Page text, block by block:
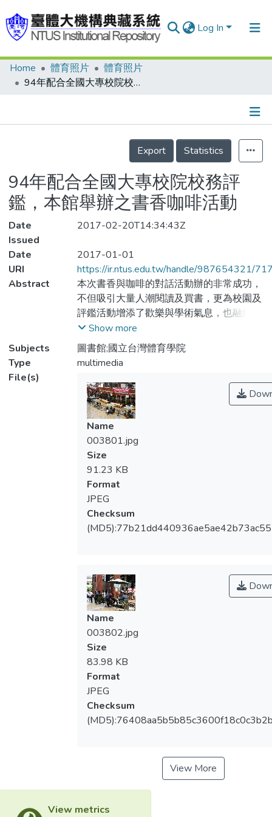
Log In
Communities & Collections
Statistics
Home 體育照片
體育照片
94年配合全國大專校院校務評鑑，本館舉辦之書香咖啡活動
Details
Export
Statistics
94年配合全國大專校院校務評
鑑，本館舉辦之書香咖啡活動
Date
Issued
2017-02-20T14:34:43Z
Date
2017-01-01
URI
https://ir.ntus.edu.tw/handle/987654321/
Abstract
本次書香與咖啡的對話活動辦的非常成功，
不但吸引大量人潮閱讀及買書，更為校園及
評鑑活動增添了歡樂與學術氣息，也融絡了
全校師生同仁們感情。
Show more
Subjects
圖書館;國立台灣體育學院
Type
multimedia
File(s)
Name
003801.jpg
Size
91.23 KB
Format
JPEG
Checksum
Name
003802.jpg
Size
83.98 KB
Format
JPEG
Checksum
View More
View metrics